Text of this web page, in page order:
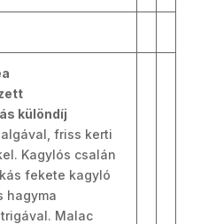
különdíj
friss kerti
Kagylós csalán
fekete kagyló
hagyma
Malac